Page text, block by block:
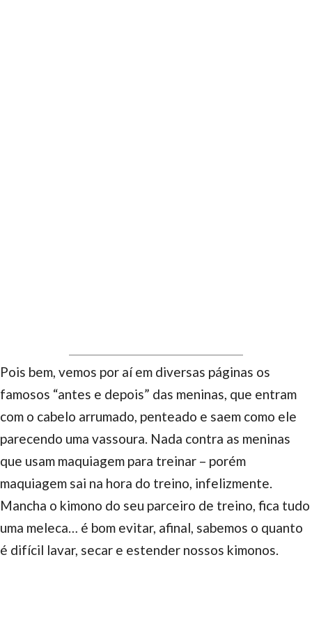
Pois bem, vemos por aí em diversas páginas os
famosos “antes e depois” das meninas, que entram
com o cabelo arrumado, penteado e saem como ele
parecendo uma vassoura. Nada contra as meninas
que usam maquiagem para treinar – porém
maquiagem sai na hora do treino, infelizmente.
Mancha o kimono do seu parceiro de treino, fica tudo
uma meleca… é bom evitar, afinal, sabemos o quanto
é difícil lavar, secar e estender nossos kimonos.